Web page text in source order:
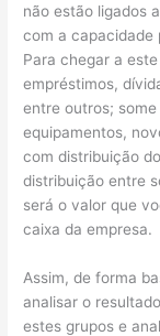
não estão ligados
com a capacidade
Para chegar a
empréstimos,
entre outros;
equipamentos,
com distribuição
distribuição entre
será o valor que
caixa da empresa.
Assim, de forma
analisar o
estes grupos e